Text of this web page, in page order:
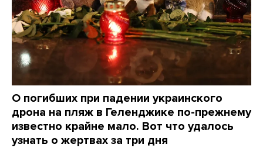
О погибших при падении украинского
дрона на пляж в Геленджике по-прежнему
известно крайне мало. Вот что удалось
узнать о жертвах за три дня